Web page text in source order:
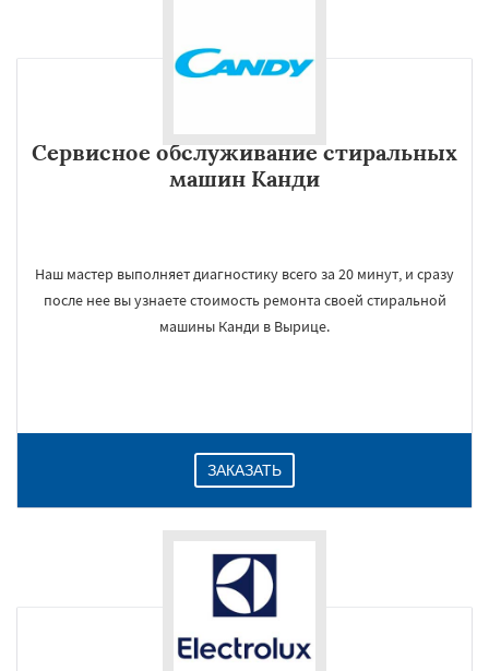
Сервисное обслуживание стиральных
машин Канди
Наш мастер выполняет диагностику всего за 20 минут, и сразу
после нее вы узнаете стоимость ремонта своей стиральной
машины Канди в Вырице.
ЗАКАЗАТЬ